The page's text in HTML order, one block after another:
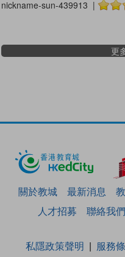
nickname-sun-439913 |
更
關於教城 最新消息
人才招募
聯絡我們
私隱政策聲明 服務